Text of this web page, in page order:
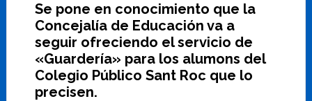
Se pone en conocimiento que la
Concejalía de Educación va a
seguir ofreciendo el servicio de
«Guardería» para los alumons del
Colegio Público Sant Roc que lo
precisen.